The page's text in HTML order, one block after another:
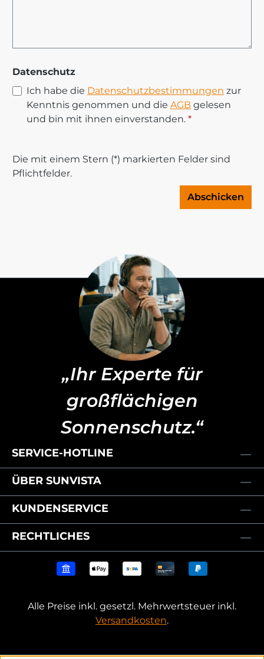
Datenschutz
Ich habe die Datenschutzbestimmungen zur
Kenntnis genommen und die AGB gelesen
und bin mit ihnen einverstanden. *
Die mit einem Stern (*) markierten Felder sind
Pflichtfelder.
Abschicken
„Ihr Experte für
großflächigen
Sonnenschutz.“
SERVICE-HOTLINE
ÜBER SUNVISTA
KUNDENSERVICE
RECHTLICHES
Alle Preise inkl. gesetzl. Mehrwertsteuer inkl.
Versandkosten.